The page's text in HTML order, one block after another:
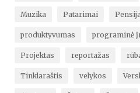
Muzika Patarimai Pensija
produktyvumas programinė
Projektas reportažas
Tinklaraštis velykos